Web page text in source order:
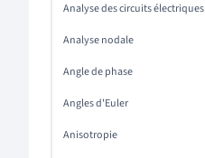
Analyse des circuits électriques
Analyse nodale
Angle de phase
Angles d'Euler
Anisotropie